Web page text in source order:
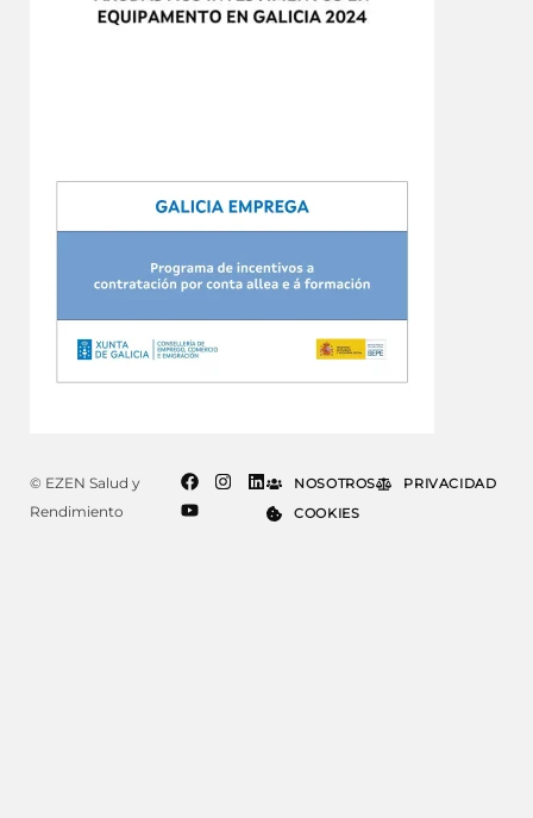
© EZEN Salud y
Rendimiento
NOSOTROS
PRIVACIDAD
COOKIES